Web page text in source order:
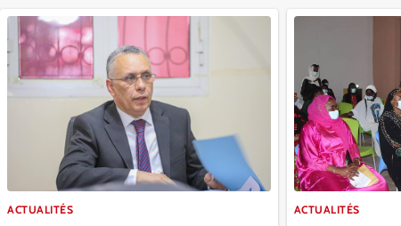
ACTUALITÉS ACTUALITÉS